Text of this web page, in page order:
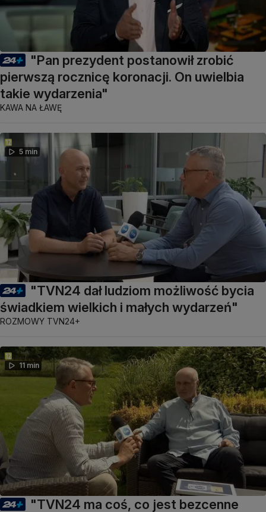
"Pan prezydent postanowił zrobić
pierwszą rocznicę koronacji. On uwielbia
takie wydarzenia"
KAWA NA ŁAWĘ
5 min
"TVN24 dał ludziom możliwość bycia
świadkiem wielkich i małych wydarzeń"
ROZMOWY TVN24+
11 min
"TVN24 ma coś, co jest bezcenne